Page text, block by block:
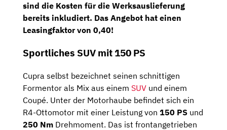
sind die Kosten für die Werksauslieferung
bereits inkludiert. Das Angebot hat einen
Leasingfaktor von 0,40!
Sportliches SUV mit 150 PS
Cupra selbst bezeichnet seinen schnittigen
Formentor als Mix aus einem SUV und einem
Coupé. Unter der Motorhaube befindet sich ein
R4-Ottomotor mit einer Leistung von 150 PS und
250 Nm Drehmoment. Das ist frontangetrieben